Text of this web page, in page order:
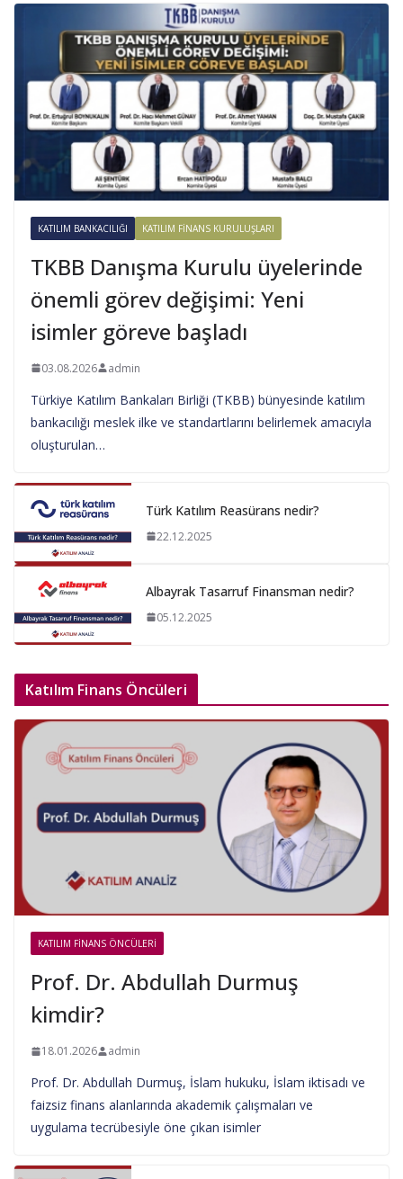
KATILIM BANKACILIĞI KATILIM FINANS KURULUŞLARI
TKBB Danışma Kurulu üyelerinde
önemli görev değişimi: Yeni
isimler göreve başladı
03.08.2026 admin
Türkiye Katılım Bankaları Birliği (TKBB) bünyesinde katılım
bankacılığı meslek ilke ve standartlarını belirlemek amacıyla
oluşturulan…
Türk Katılım Reasürans nedir?
22.12.2025
Albayrak Tasarruf Finansman nedir?
05.12.2025
Katılım Finans Öncüleri
KATILIM FINANS ÖNCÜLERI
Prof. Dr. Abdullah Durmuş
kimdir?
18.01.2026 admin
Prof. Dr. Abdullah Durmuş, İslam hukuku, İslam iktisadı ve
faizsiz finans alanlarında akademik çalışmaları ve
uygulama tecrübesiyle öne çıkan isimler